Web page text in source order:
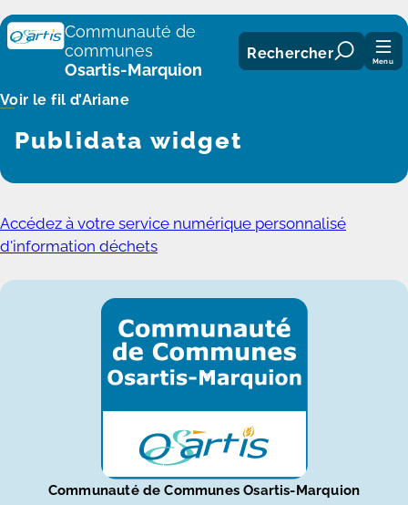
Panneau de gestion des cookies
Communauté de
communes
Osartis-Marquion
Rechercher Menu
Voir le fil d’Ariane
Publidata widget
Accédez à votre service numérique personnalisé
d'information déchets
Communauté de Communes Osartis-Marquion